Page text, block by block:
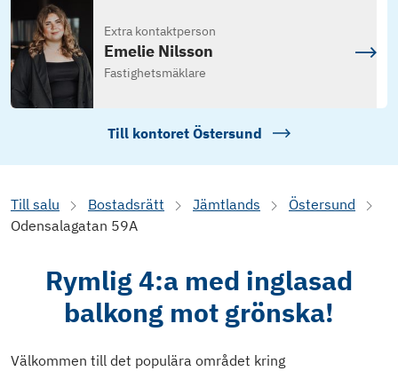
Extra kontaktperson
Emelie Nilsson
Fastighetsmäklare
Till kontoret Östersund
Till salu Bostadsrätt Jämtlands
Östersund
Odensalagatan 59A
Rymlig 4:a med inglasad
balkong mot grönska!
Välkommen till det populära området kring